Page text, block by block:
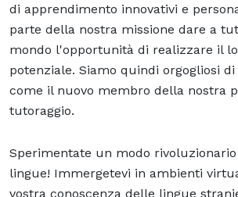
di apprendimento innovativi e
parte della nostra missione dare a
mondo l'opportunità di realizzare il
potenziale. Siamo quindi orgogliosi di
come il nuovo membro della nostra
tutoraggio.
Sperimentate un modo
lingue! Immergetevi in ambienti
vostra conoscenza delle lingue